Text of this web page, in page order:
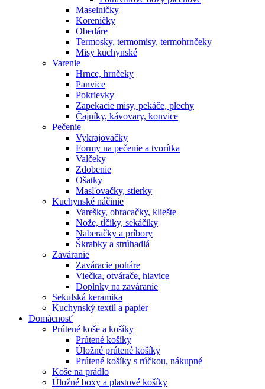
Maselničky
Koreničky
Obedáre
Termosky, termomisy, termohrnčeky
Misy kuchynské
Varenie
Hrnce, hrnčeky
Panvice
Pokrievky
Zapekacie misy, pekáče, plechy
Čajníky, kávovary, konvice
Pečenie
Vykrajovačky
Formy na pečenie a tvorítka
Valčeky
Zdobenie
Ošatky
Masľovačky, stierky
Kuchynské náčinie
Varešky, obracačky, kliešte
Nože, tĺčiky, sekáčiky
Naberačky a príbory
Škrabky a strúhadlá
Zaváranie
Zaváracie poháre
Viečka, otvárače, hlavice
Doplnky na zaváranie
Sekulská keramika
Kuchynský textil a papier
Domácnosť
Prútené koše a košíky
Prútené košíky
Úložné prútené košíky
Prútené košíky s rúčkou, nákupné
Koše na prádlo
Úložné boxy a plastové košíky